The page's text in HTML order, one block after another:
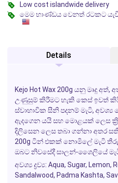
Low cost islandwide delivery
මෙම භාණ්ඩය වෙනත් රටකට
Details
Kejo Hot Wax 200g යනු මෘදු අත්,
උණුසුම් කිරීමට හැකි කෙස් ඉවත්
ස්වාභාවික සීනි පදනම් මැටි,
ඇදගෙන යයි සහ මොළයක් ලෙස
දිලිසෙන ලෙස තබා ගන්නා අතර
200g ටින් එකක් නොමිලේ මැටි
ඔබට නිවසේදී සාලන්-ශෛලියේ
අවශ්‍ය ද්‍රව්‍ය: Aqua, Sugar, Lemon,
Sandalwood, Padma Kashta,